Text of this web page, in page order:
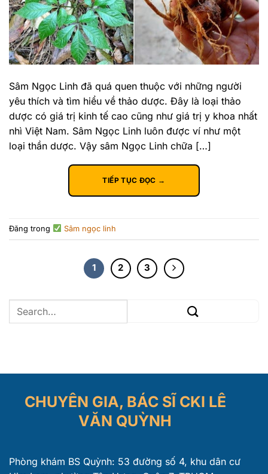
Sâm Ngọc Linh đã quá quen thuộc với những người
yêu thích và tìm hiểu về thảo dược. Đây là loại thảo
dược có giá trị kinh tế cao cũng như giá trị y khoa nhất
nhì Việt Nam. Sâm Ngọc Linh luôn được ví như một
loại thần dược. Vậy sâm Ngọc Linh chữa […]
TIẾP TỤC ĐỌC →
Đăng trong Sâm ngọc linh
1 2 3
CHUYÊN GIA, BÁC SĨ CKI LÊ
VĂN QUỲNH
Phòng khám BS Quỳnh: 53 đường số 4, khu dân cư